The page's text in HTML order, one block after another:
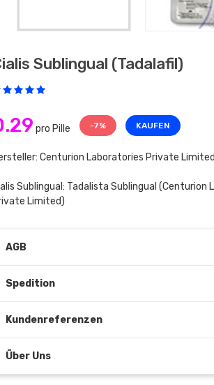
Sublingual (tadalafil)
pro Pille -7% KAUFEN
Centurion Laboratories Private
Sublingual: Tadalista Sublingual (Centurion
Limited)
AGB
Spedition
Kundenreferenzen
Über Uns